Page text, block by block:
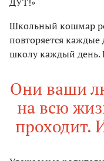
Школьный кошмар
повторяется каждые
школу каждый день.
Они ваши
на всю
проходит.